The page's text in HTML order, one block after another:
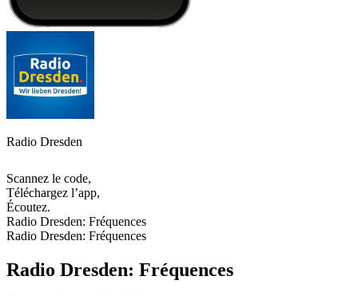
Radio Dresden
Scannez le code,
Téléchargez l’app,
Écoutez.
Radio Dresden: Fréquences
Radio Dresden: Fréquences
Radio Dresden: Fréquences